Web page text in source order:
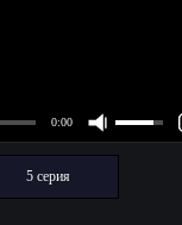
5 серия